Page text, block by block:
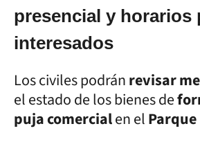
presencial y horarios
interesados
Los civiles podránrevisar
el estado de los bienes de
puja comercialen el